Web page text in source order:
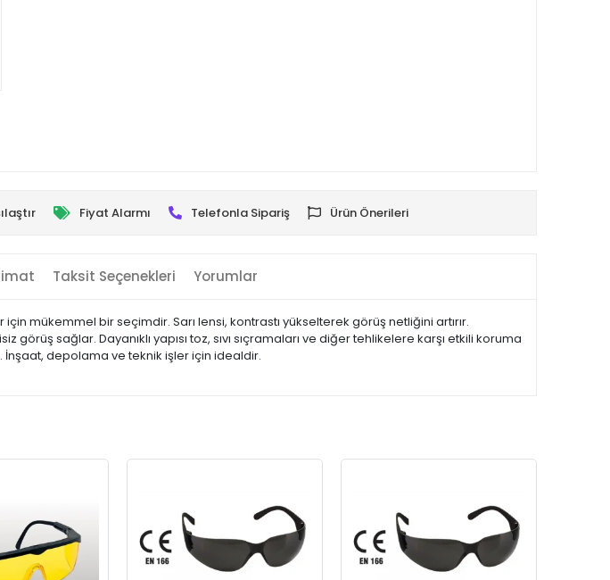
Fiyat Alarmı Telefonla Sipariş Ürün Önerileri
Taksit Seçenekleri Yorumlar
mükemmel bir seçimdir. Sarı lensi, kontrastı yükselterek görüş netliğini artırır.
sağlar. Dayanıklı yapısı toz, sıvı sıçramaları ve diğer tehlikelere karşı etkili koruma
İnşaat, depolama ve teknik işler için idealdir.